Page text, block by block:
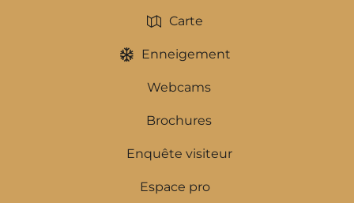
Carte
Enneigement
Webcams
Brochures
Enquête visiteur
Espace pro